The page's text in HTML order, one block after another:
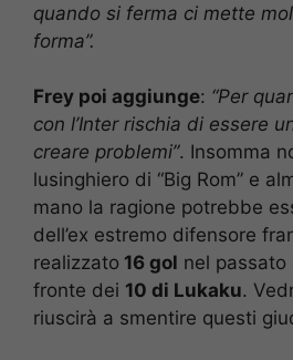
quando si ferma ci mette
forma”.
Frey poi aggiunge: “Per
con l’Inter rischia di essere
creare problemi”. Insomma
lusinghiero di “Big Rom” e
mano la ragione potrebbe
dell’ex estremo difensore
realizzato 16 gol nel passato
fronte dei 10 di Lukaku.
riuscirà a smentire questi